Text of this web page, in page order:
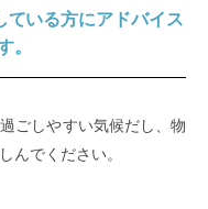
ている方にアドバイス
。
ごしやすい気候だし、物
んでください。